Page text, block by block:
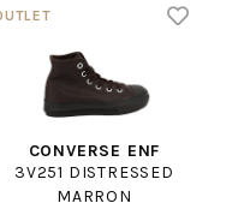
CONVERSE ENF
3V251 DISTRESSED
MARRON